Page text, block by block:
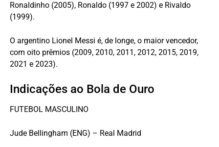
Ronaldinho (2005), Ronaldo (1997 e 2002) e Rivaldo
(1999).
O argentino Lionel Messi é, de longe, o maior vencedor,
com oito prêmios (2009, 2010, 2011, 2012, 2015, 2019,
2021 e 2023).
Indicações ao Bola de Ouro
FUTEBOL MASCULINO
Jude Bellingham (ENG) – Real Madrid